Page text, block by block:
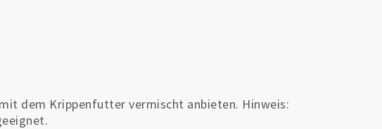
dem Krippenfutter vermischt anbieten. Hinweis: